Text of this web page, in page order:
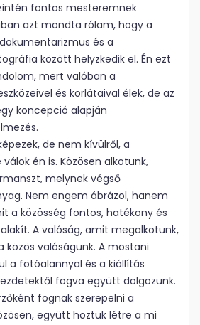
fontos mesteremnek
azt mondta rólam, hogy a
és a
között helyzkedik el. Én ezt
mert valóban a
és korlátaival élek, de az
koncepció alapján
de nem kívülről, a
én is. Közösen alkotunk,
melynek végső
Nem engem ábrázol, hanem
a közösség fontos, hatékony és
A valóság, amit megalkotunk,
közös valóságunk. A mostani
a fotóalannyal és a kiállítás
fogva együtt dolgozunk.
fognak szerepelni a
együtt hoztuk létre a mi